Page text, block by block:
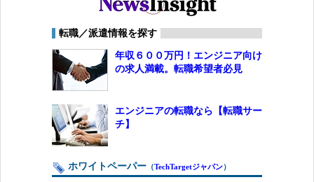
転職／派遣情報を探す
年収６００万円！エンジニア向け
の求人満載。転職希望者必見
エンジニアの転職なら【転職サー
チ】
ホワイトペーパー （TechTargetジャパン）